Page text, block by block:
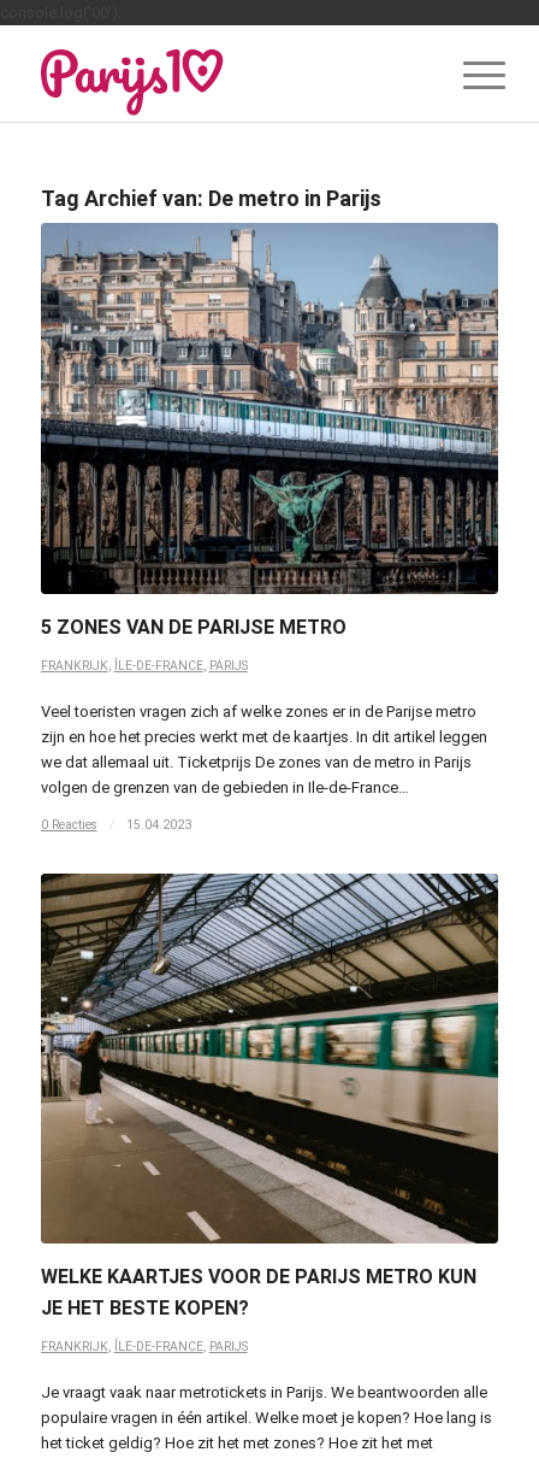
Tag Archief van: De metro in Parijs
5 ZONES VAN DE PARIJSE METRO
FRANKRIJK, ÎLE-DE-FRANCE, PARIJS
Veel toeristen vragen zich af welke zones er in de Parijse metro
zijn en hoe het precies werkt met de kaartjes. In dit artikel leggen
we dat allemaal uit. Ticketprijs De zones van de metro in Parijs
volgen de grenzen van de gebieden in Ile-de-France…
0 Reacties / 15.04.2023
WELKE KAARTJES VOOR DE PARIJS METRO KUN
JE HET BESTE KOPEN?
FRANKRIJK, ÎLE-DE-FRANCE, PARIJS
Je vraagt vaak naar metrotickets in Parijs. We beantwoorden alle
populaire vragen in één artikel. Welke moet je kopen? Hoe lang is
het ticket geldig? Hoe zit het met zones? Hoe zit het met